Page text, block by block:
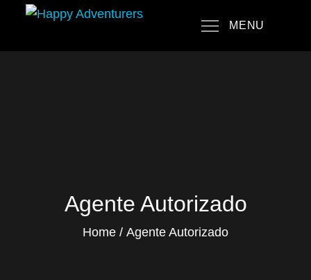
content
MENU
Agente Autorizado
Home Agente Autorizado